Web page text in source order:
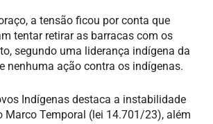
a tensão ficou por conta que
tentar retirar as barracas com os
segundo uma liderança indígena da
nenhuma ação contra os indígenas.
Indígenas destaca a instabilidade
Marco Temporal (lei 14.701/23), além